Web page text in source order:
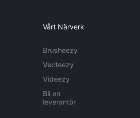
Vårt Närverk
Brusheezy
Vecteezy
Videezy
Bli en
leverantör